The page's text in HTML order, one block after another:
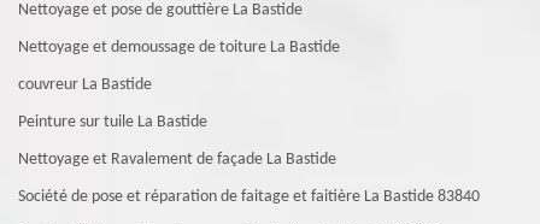
Nettoyage et pose de gouttière La Bastide
Nettoyage et demoussage de toiture La Bastide
couvreur La Bastide
Peinture sur tuile La Bastide
Nettoyage et Ravalement de façade La Bastide
Société de pose et réparation de faitage et faitière La Bastide 83840